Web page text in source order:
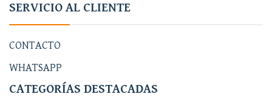
SERVICIO AL CLIENTE
CONTACTO
WHATSAPP
CATEGORÍAS DESTACADAS